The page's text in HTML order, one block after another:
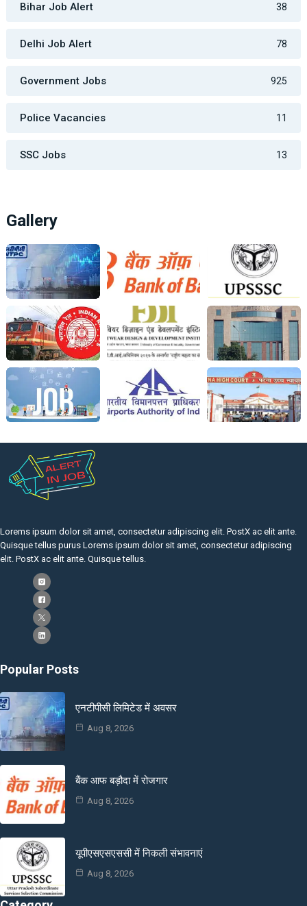
Bihar Job Alert 38
Delhi Job Alert 78
Government Jobs 925
Police Vacancies 11
SSC Jobs 13
Gallery
Lorems ipsum dolor sit amet, consectetur adipiscing elit. PostX ac elit ante.
Quisque tellus purus Lorems ipsum dolor sit amet, consectetur adipiscing
elit. PostX ac elit ante. Quisque tellus.
Popular Posts
एनटीपीसी लिमिटेड में अवसर
Aug 8, 2026
बैंक आफ बड़ौदा में रोजगार
Aug 8, 2026
यूपीएसएसएससी में निकली संभावनाएं
Aug 8, 2026